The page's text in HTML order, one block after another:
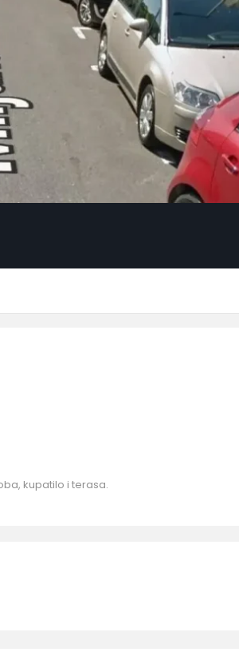
kupatilo i terasa.